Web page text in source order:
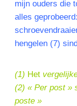
mijn ouders die
alles
hengelen (7)
(1) Het
(2) « Per post »
poste »